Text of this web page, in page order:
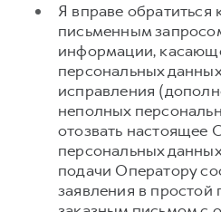
Я вправе обратиться
письменным
информации,
персональных
исправления
неполных
отозвать настоящее
персональных
подачи Оператору
заявления в